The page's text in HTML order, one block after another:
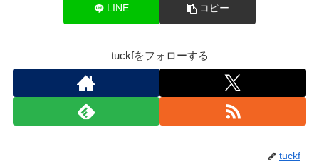
LINE コピー
tuckfをフォローする
tuckf